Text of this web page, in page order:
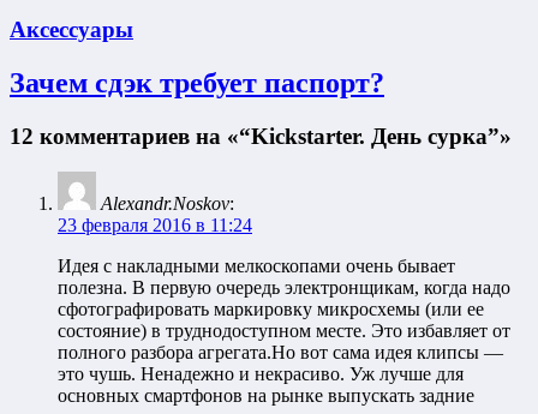
Аксессуары
Зачем сдэк требует паспорт?
12 комментариев на «“Kickstarter. День сурка”»
Alexandr.Noskov:
23 февраля 2016 в 11:24
Идея с накладными мелкоскопами очень бывает
полезна. В первую очередь электронщикам, когда надо
сфотографировать маркировку микросхемы (или ее
состояние) в труднодоступном месте. Это избавляет от
полного разбора агрегата.Но вот сама идея клипсы —
это чушь. Ненадежно и некрасиво. Уж лучше для
основных смартфонов на рынке выпускать задние